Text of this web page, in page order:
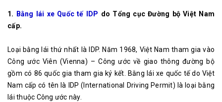
1. Bằng lái xe Quốc tế IDP do Tổng cục Đường bộ Việt Nam
cấp.
Loại bằng lái thứ nhất là IDP. Năm 1968, Việt Nam tham gia vào
Công ước Viên (Vienna) – Công ước về giao thông đường bộ
gồm có 86 quốc gia tham gia ký kết. Bằng lái xe quốc tế do Việt
Nam cấp có tên là IDP (International Driving Permit) là loại bằng
lái thuộc Công ước này.